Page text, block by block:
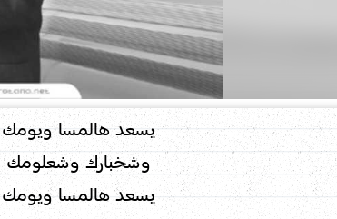
يسعد هالمسا ويومك
وشخبارك وشعلومك
يسعد هالمسا ويومك